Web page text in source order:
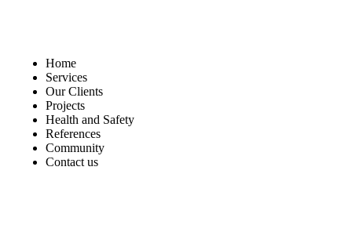
Home
Services
Our Clients
Projects
Health and Safety
References
Community
Contact us